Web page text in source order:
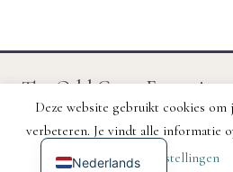
The Odd Crow Emporium
prijzen zijn inclusief btw.
door
Deze website gebruikt cookies
verbeteren. Je vindt alle informatie
Cookie instellingen
Nederlands
English (UK)